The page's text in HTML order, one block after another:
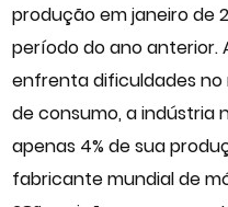
produção em janeiro de
período do ano anterior.
enfrenta dificuldades
de consumo, a indústria
apenas 4% de sua
fabricante mundial de